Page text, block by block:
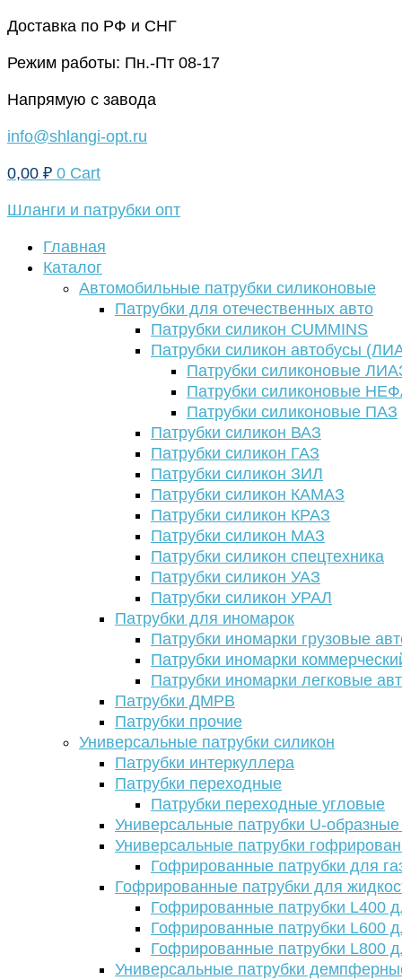
Перейти
содержимому
Доставка по РФ и СНГ
Режим работы: Пн.-Пт 08-17
Напрямую с завода
info@shlangi-opt.ru
0,00 ₽ 0 Cart
Шланги и патрубки опт
Главная
Каталог
Автомобильные патрубки силиконовые
Патрубки для отечественных авто
Патрубки силикон CUMMINS
Патрубки силикон автобусы
Патрубки силиконовые
Патрубки силиконовые
Патрубки силиконовые ПАЗ
Патрубки силикон ВАЗ
Патрубки силикон ГАЗ
Патрубки силикон ЗИЛ
Патрубки силикон КАМАЗ
Патрубки силикон КРАЗ
Патрубки силикон МАЗ
Патрубки силикон спецтехника
Патрубки силикон УАЗ
Патрубки силикон УРАЛ
Патрубки для иномарок
Патрубки иномарки грузовые
Патрубки иномарки
Патрубки иномарки легковые
Патрубки ДМРВ
Патрубки прочие
Универсальные патрубки силикон
Патрубки интеркуллера
Патрубки переходные
Патрубки переходные угловые
Универсальные патрубки U-
Универсальные патрубки
Гофрированные патрубки для
Гофрированные патрубки для
Гофрированные патрубки L400
Гофрированные патрубки L600
Гофрированные патрубки L800
Универсальные патрубки